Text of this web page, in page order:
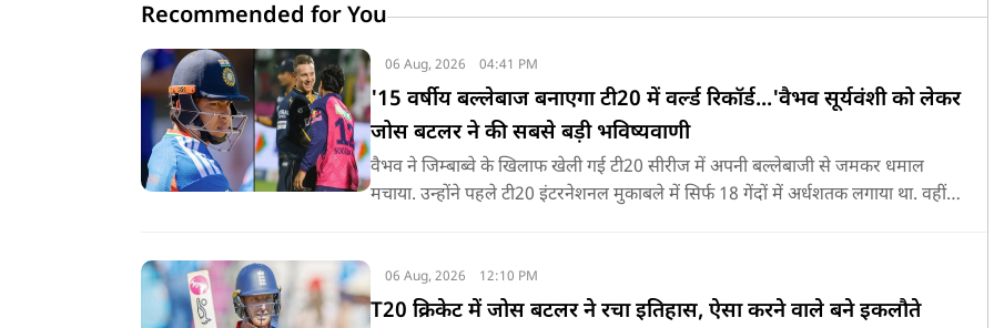
Recommended for You
06 Aug, 2026 04:41 PM
'15 वर्षीय बल्लेबाज बनाएगा टी20 में वर्ल्ड रिकॉर्ड...'वैभव सूर्यवंशी को लेकर
जोस बटलर ने की सबसे बड़ी भविष्यवाणी
वैभव ने जिम्बाब्वे के खिलाफ खेली गई टी20 सीरीज में अपनी बल्लेबाजी से जमकर धमाल
मचाया. उन्होंने पहले टी20 इंटरनेशनल मुकाबले में सिर्फ 18 गेंदों में अर्धशतक लगाया था. वहीं,
06 Aug, 2026 12:10 PM
T20 क्रिकेट में जोस बटलर ने रचा इतिहास, ऐसा करने वाले बने इकलौते